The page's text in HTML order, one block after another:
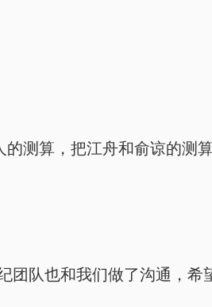
测算，把江舟和俞谅的测算
团队也和我们做了沟通，希